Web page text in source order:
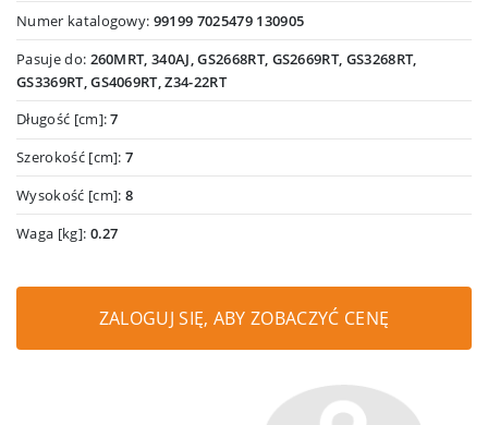
Numer katalogowy: 99199 7025479 130905
Pasuje do: 260MRT, 340AJ, GS2668RT, GS2669RT, GS3268RT,
GS3369RT, GS4069RT, Z34-22RT
Długość [cm]:7
Szerokość [cm]:7
Wysokość [cm]: 8
Waga [kg]: 0.27
ZALOGUJ SIĘ, ABY ZOBACZYĆ CENĘ